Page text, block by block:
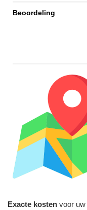
Beoordeling
Exacte kosten voor uw